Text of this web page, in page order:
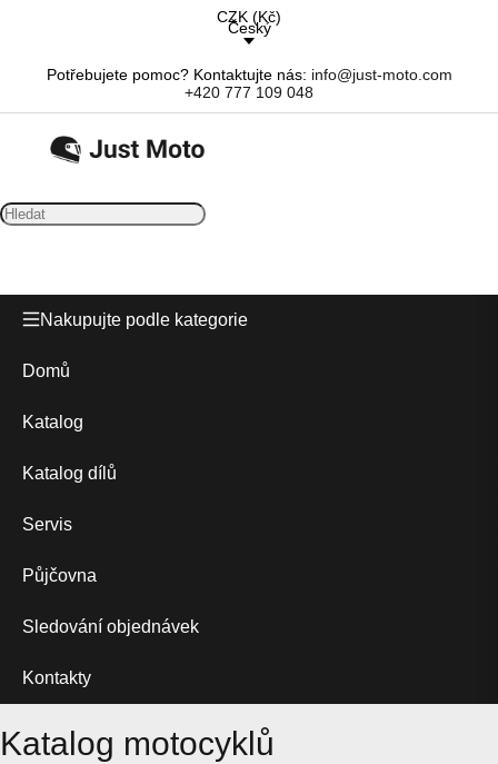
CZK (Kč)
Český
Potřebujete pomoc? Kontaktujte nás: info@just-moto.com
+420 777 109 048
Nakupujte podle kategorie
Domů
Katalog
Katalog dílů
Servis
Půjčovna
Sledování objednávek
Kontakty
Katalog motocyklů